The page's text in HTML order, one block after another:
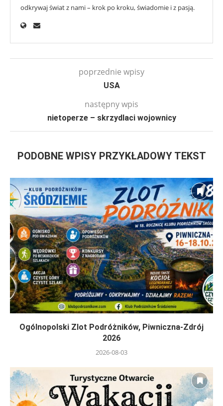
odkrywaj świat z nami – krok po kroku, świadomie i z pasją.
poprzednie wpisy
USA
następny wpis
nietoperze – skrzydlaci wojownicy
PODOBNE WPISY PRZYKŁADOWY TEKST
Ogólnopolski Zlot Podróżników, Piwniczna-Zdrój
2026
2026-08-03